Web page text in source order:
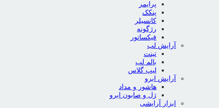
پرایمر
پنکک
کانسیلر
رژگونه
فیکساتور
آرایش لب
تینت
بالم لب
لیپ گلاس
آرایش ابرو
هاشور و مداد
ژل و صابون ابرو
ابزار آرایشی